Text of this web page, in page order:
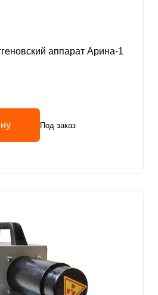
аппарат Арина-1
Под заказ